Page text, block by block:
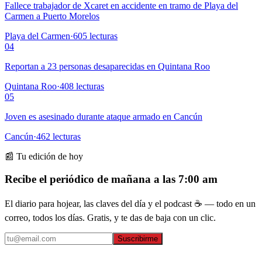
Fallece trabajador de Xcaret en accidente en tramo de Playa del
Carmen a Puerto Morelos
Playa del Carmen·605 lecturas
04
Reportan a 23 personas desaparecidas en Quintana Roo
Quintana Roo·408 lecturas
05
Joven es asesinado durante ataque armado en Cancún
Cancún·462 lecturas
📰 Tu edición de hoy
Recibe el periódico de mañana a las 7:00 am
El diario para hojear, las claves del día y el podcast ☕ — todo en un
correo, todos los días. Gratis, y te das de baja con un clic.
Suscribirme